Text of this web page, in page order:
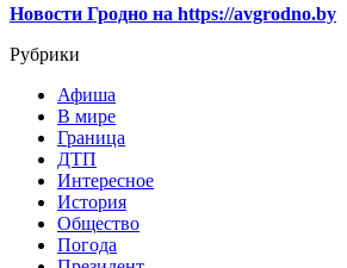
Новости Гродно на https://avgrodno.by
Рубрики
Афиша
В мире
Граница
ДТП
Интересное
История
Общество
Погода